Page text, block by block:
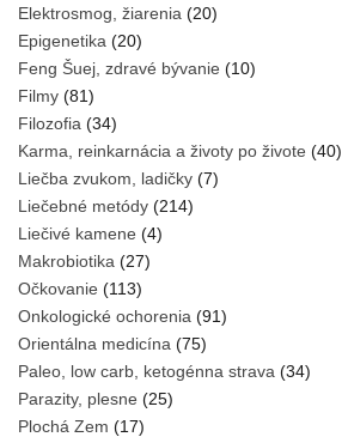
Elektrosmog, žiarenia (20)
Epigenetika (20)
Feng Šuej, zdravé bývanie (10)
Filmy (81)
Filozofia (34)
Karma, reinkarnácia a životy po živote (40)
Liečba zvukom, ladičky (7)
Liečebné metódy (214)
Liečivé kamene (4)
Makrobiotika (27)
Očkovanie (113)
Onkologické ochorenia (91)
Orientálna medicína (75)
Paleo, low carb, ketogénna strava (34)
Parazity, plesne (25)
Plochá Zem (17)